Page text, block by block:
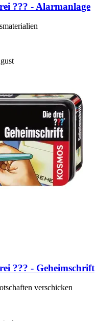
??? -​ Alarmanlage
??? -​ Geheimschrift
verschicken